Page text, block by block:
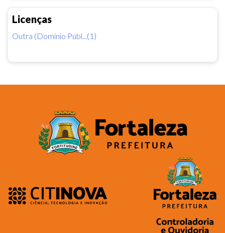
Licenças
Outra (Domínio Públ...(1)